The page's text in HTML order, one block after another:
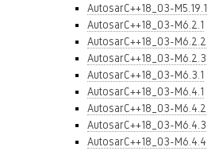
AutosarC++18_03-M5.19.1
AutosarC++18_03-M6.2.1
AutosarC++18_03-M6.2.2
AutosarC++18_03-M6.2.3
AutosarC++18_03-M6.3.1
AutosarC++18_03-M6.4.1
AutosarC++18_03-M6.4.2
AutosarC++18_03-M6.4.3
AutosarC++18_03-M6.4.4